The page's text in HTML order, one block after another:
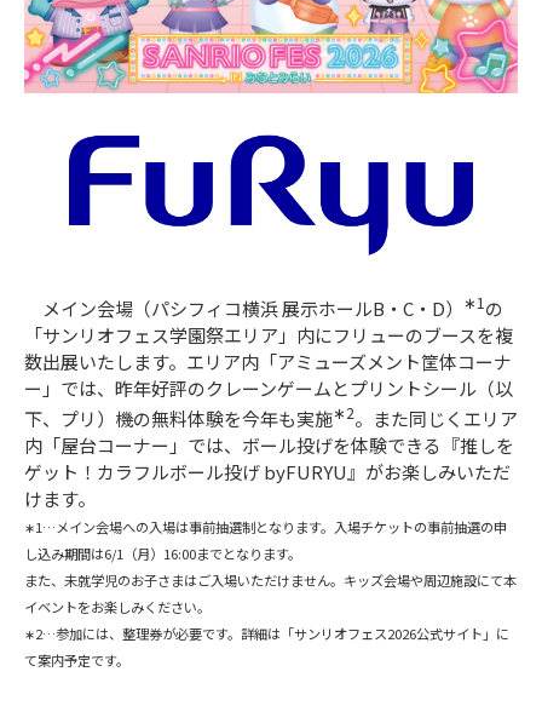
メイン会場（パシフィコ横浜 展示ホールB・C・D） ∗1 の
「サンリオフェス学園祭エリア」内にフリューのブースを複
数出展いたします。エリア内「アミューズメント筐体コーナ
ー」では、昨年好評のクレーンゲームとプリントシール（以
下、プリ）機の無料体験を今年も実施∗2。また同じくエリア
内「屋台コーナー」では、ボール投げを体験できる『推しを
ゲット！カラフルボール投げ byFURYU』がお楽しみいただ
けます。
∗1…メイン会場への入場は事前抽選制となります。入場チケットの事前抽選の申
し込み期間は6/1（月）16:00までとなります。
また、未就学児のお子さまはご入場いただけません。キッズ会場や周辺施設にて本
イベントをお楽しみください。
∗2…参加には、整理券が必要です。詳細は「サンリオフェス2026公式サイト」に
て案内予定です。